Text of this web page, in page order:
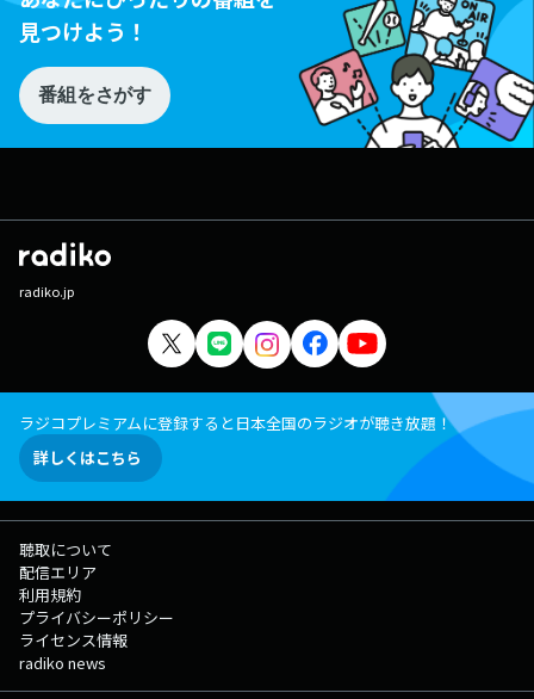
見つけよう！
番組をさがす
radiko.jp
ラジコプレミアムに登録すると日本全国のラジオが聴き放題！
詳しくはこちら
聴取について
配信エリア
利用規約
プライバシーポリシー
ライセンス情報
radiko news